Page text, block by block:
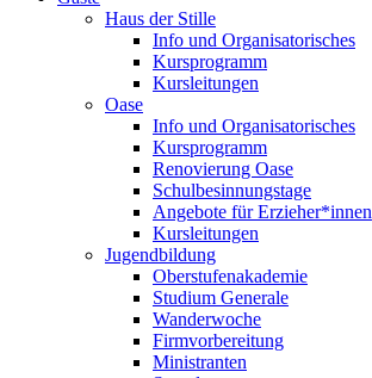
Haus der Stille
Info und Organisatorisches
Kursprogramm
Kursleitungen
Oase
Info und Organisatorisches
Kursprogramm
Renovierung Oase
Schulbesinnungstage
Angebote für Erzieher*innen
Kursleitungen
Jugendbildung
Oberstufenakademie
Studium Generale
Wanderwoche
Firmvorbereitung
Ministranten